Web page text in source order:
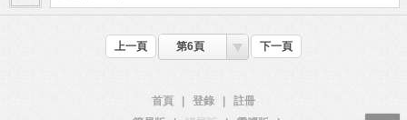
上一頁 第6頁 下一頁
首頁 登錄
註冊